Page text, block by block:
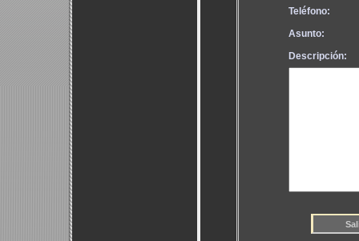
Teléfono:
Asunto:
Descripción: